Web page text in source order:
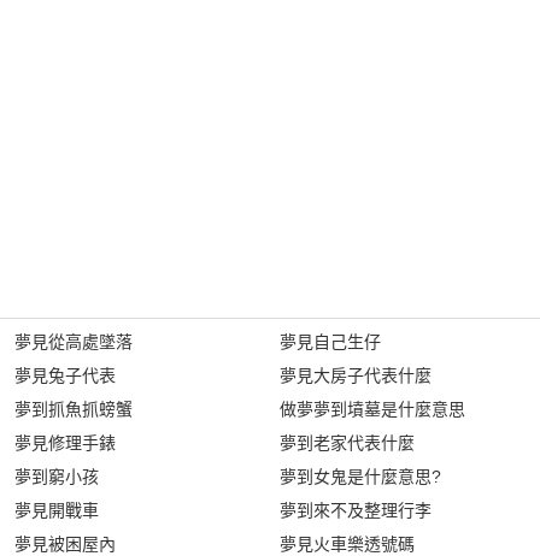
夢見從高處墜落
夢見兔子代表
夢到抓魚抓螃蟹
夢見修理手錶
夢到窮小孩
夢見開戰車
夢見被困屋內
夢見自己生仔
夢見大房子代表什麼
做夢夢到墳墓是什麼意思
夢到老家代表什麼
夢到女鬼是什麼意思?
夢到來不及整理行李
夢見火車樂透號碼